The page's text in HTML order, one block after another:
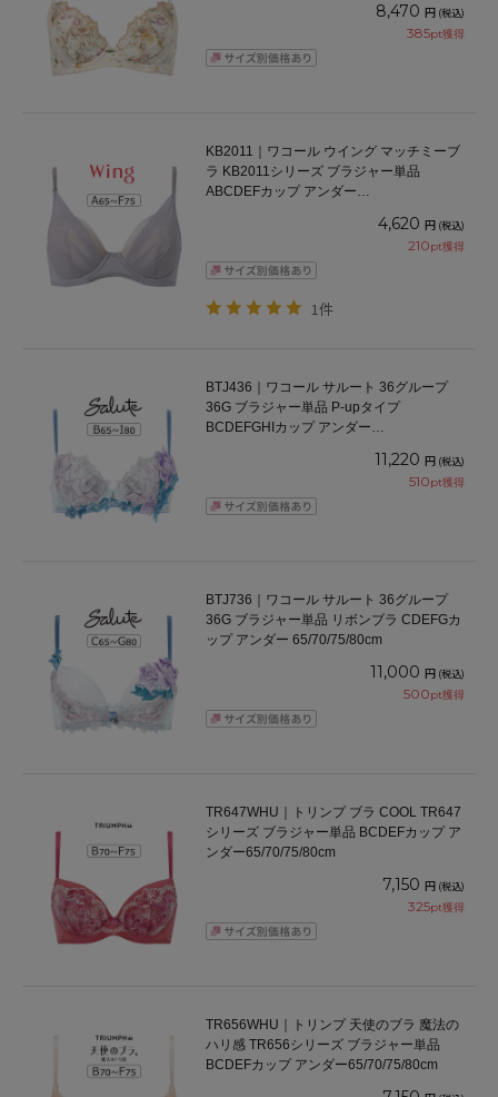
8,470 円 (税込)
385pt獲得
KB2011｜ワコール ウイング マッチミーブ
ラ KB2011シリーズ ブラジャー単品
ABCDEFカップ アンダー
4,620 円 (税込)
210pt獲得
1件
BTJ436｜ワコール サルート 36グループ
36G ブラジャー単品 P-upタイプ
BCDEFGHIカップ アンダー
11,220 円 (税込)
510pt獲得
BTJ736｜ワコール サルート 36グループ
36G ブラジャー単品 リボンブラ CDEFGカ
ップ アンダー 65/70/75/80cm
11,000 円 (税込)
500pt獲得
TR647WHU｜トリンプ ブラ COOL TR647
シリーズ ブラジャー単品 BCDEFカップ ア
ンダー65/70/75/80cm
7,150 円 (税込)
325pt獲得
TR656WHU｜トリンプ 天使のブラ 魔法の
ハリ感 TR656シリーズ ブラジャー単品
BCDEFカップ アンダー65/70/75/80cm